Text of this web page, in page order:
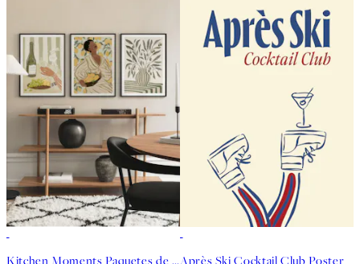
Kitchen Moments Paquetes de PóstersAprès Ski Cocktail Club Poster